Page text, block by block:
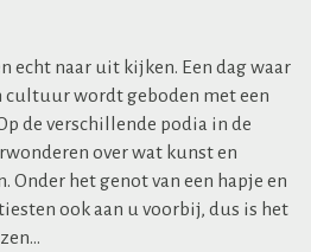
echt naar uit kijken. Een dag waar
cultuur wordt geboden met een
de verschillende podia in de
over wat kunst en
Onder het genot van een hapje en
ook aan u voorbij, dus is het